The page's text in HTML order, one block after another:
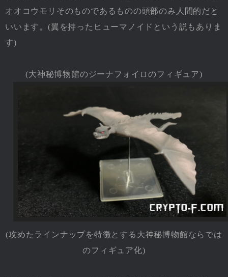
オオコウモリそのものであるものの頭部のみ人間的だと
いいます。(翼を持ったヒューマノイドという説もありま
す)
(大神秘博物館のジーナフォイロのフィギュア)
(攻めたラインナップを特徴とする大神秘博物館ならでは
のフィギュア化)